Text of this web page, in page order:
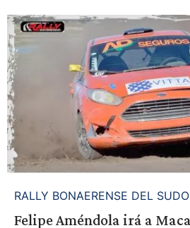
RALLY BONAERENSE DEL
Felipe Améndola irá a